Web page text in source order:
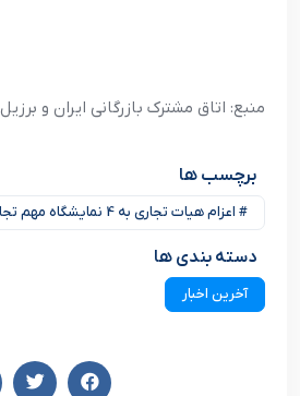
منبع: اتاق مشترک بازرگانی ایران و برزیل
برچسب ها
# اعزام هیات تجاری به 4 نمایشگاه مهم تجاری برزیل
دسته بندی ها
آخرین اخبار